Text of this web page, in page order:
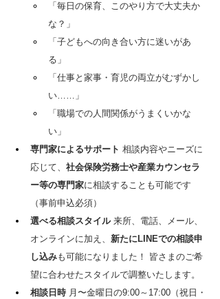
「毎日の保育、このやり方で大丈夫か
な？」
「子どもへの向き合い方に迷いがあ
る」
「仕事と家事・育児の両立がむずかし
い……」
「職場での人間関係がうまくいかな
い」
専門家によるサポート 相談内容やニーズに
応じて、 社会保険労務士や産業カウンセラ
ー等の専門家に相談することも可能です
（事前申込必須）
選べる相談スタイル 来所、電話、メール、
オンラインに加え、 新たにLINEでの相談申
し込みも可能になりました！ 皆さまのご希
望に合わせたスタイルで調整いたします。
相談日時 月〜金曜日の9:00～17:00（祝日・